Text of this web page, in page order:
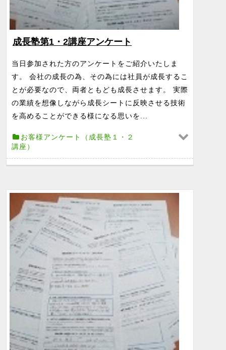
成長塾第1・2講座アンケート
当日参加された方のアンケートをご紹介いたしま
す。 会社の成長の為、その為には社員が成長するこ
とが必要なので、両者ともども成長させます。 実際
の業績を想像しながら成長シートに反映させる技術
を高めることができる様になる思いを...
お客様アンケート（成長塾１・２
講座）